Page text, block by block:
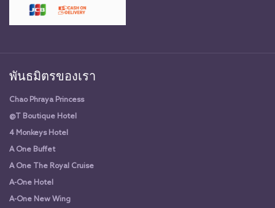
พันธมิตรของเรา
Chao Phraya Princess
@T Boutique Hotel
4 Monkeys Hotel
A One Buffet
A One The Royal Cruise
A-One Hotel
A-One New Wing